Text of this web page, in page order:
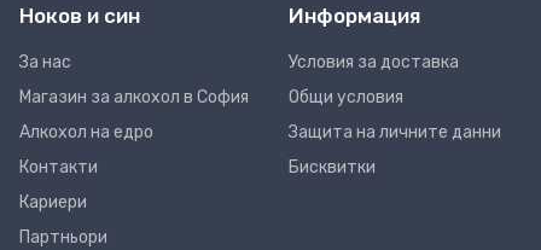
Ноков и син
За нас
Магазин за алкохол в София
Алкохол на едро
Контакти
Кариери
Партньори
Информация
Условия за доставка
Общи условия
Защита на личните данни
Бисквитки